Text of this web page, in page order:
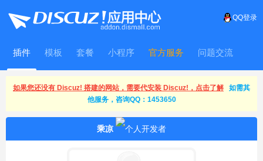
QQ登录
插件 模板 套餐 小程序 官方服务 问题交流
WitFrame
如果您还没有 Discuz! 搭建的网站，需要代安装 Discuz!，点击了解
如需其
他服务，咨询QQ：1453650
乘凉